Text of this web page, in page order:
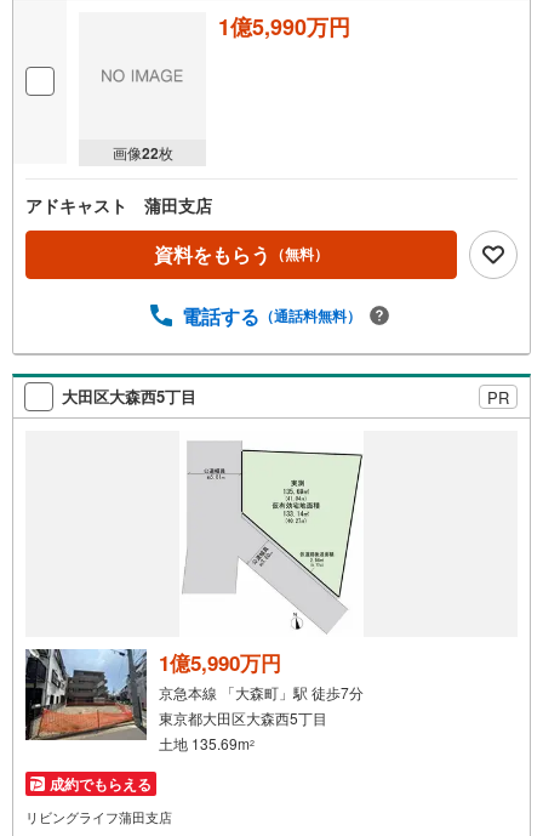
画像22枚
1億5,990万円
アドキャスト 蒲田支店
資料をもらう （無料）
電話する （通話料無料）
大田区大森西5丁目 PR
1億5,990万円
京急本線 「大森町」駅 徒歩7分
東京都大田区大森西5丁目
土地 135.69m2
成約でもらえる
リビングライフ蒲田支店